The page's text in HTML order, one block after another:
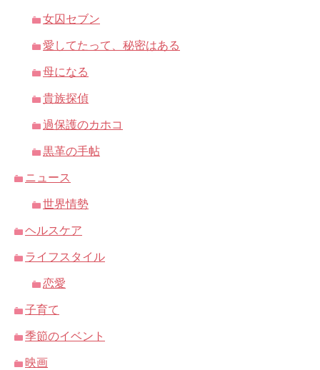
女囚セブン
愛してたって、秘密はある
母になる
貴族探偵
過保護のカホコ
黒革の手帖
ニュース
世界情勢
ヘルスケア
ライフスタイル
恋愛
子育て
季節のイベント
映画